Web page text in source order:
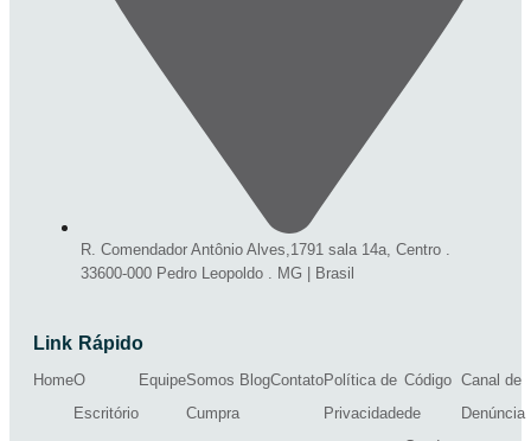
R. Comendador Antônio Alves,1791 sala 14a, Centro .
33600-000 Pedro Leopoldo . MG | Brasil
Link Rápido
HomeO
Escritório
EquipeSomos
Cumpra
BlogContatoPolítica de
Privacidade
Código
de
Canal de
Denúncia